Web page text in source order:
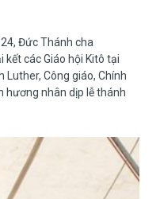
Đức Thánh cha
kết các Giáo hội Kitô tại
Luther, Công giáo, Chính
hương nhân dịp lễ thánh